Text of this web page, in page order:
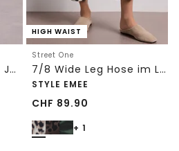
High Waist Barrel Leg Jeans im Loose Fit
HIGH WAIST
Street One
7/8 Wide Leg Hose im Loose Fit mit Print
STYLE EMEE
CHF 89.90
+ 1